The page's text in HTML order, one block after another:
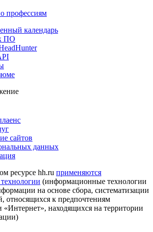
профессиям
календарь
ПО
сайтов
данных
ресурсе hh.ru применяются
(информационные технологии
на основе сбора, систематизации
относящихся к предпочтениям
«Интернет», находящихся на территории